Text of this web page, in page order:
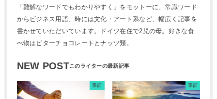
「難解なワードでもわかりやすく」をモットーに、常識ワード
からビジネス用語、時には文化・アート系など、幅広く記事を
書かせていただいています。ドイツ在住で2児の母。好きな食
べ物はビターチョコレートとナッツ類。
NEW POST
季節 季節